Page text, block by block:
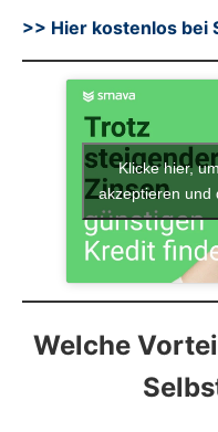
>> Hier kostenlos bei
Klicke hier,
akzeptieren und
Welche